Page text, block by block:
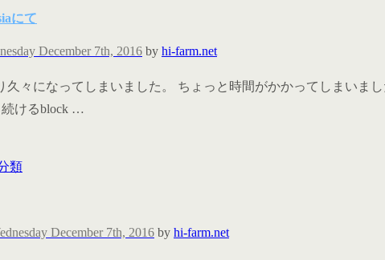
にて
December 7th, 2016 by hi-farm.net
久々になってしまいました。 ちょっと時間がかかってしまい
続けるblock …
類
December 7th, 2016 by hi-farm.net